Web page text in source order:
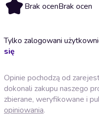
Brak ocenBrak ocen
Tylko zalogowani
się
Opinie pochodzą od
dokonali zakupu naszego
zbierane, weryfikowane i
opiniowania.